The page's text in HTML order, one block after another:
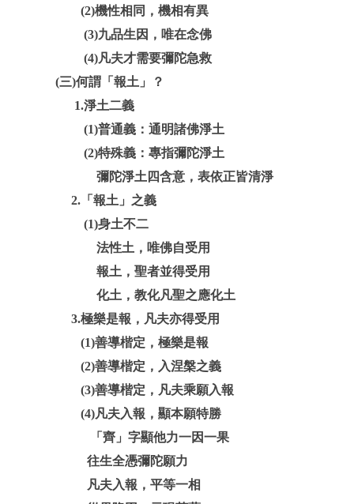
(2)機性相同，機相有異
(3)九品生因，唯在念佛
(4)凡夫才需要彌陀急救
(三)何謂「報土」？
1.淨土二義
(1)普通義：通明諸佛淨土
(2)特殊義：專指彌陀淨土
彌陀淨土四含意，表依正皆清淨
2.「報土」之義
(1)身土不二
法性土，唯佛自受用
報土，聖者並得受用
化土，教化凡聖之應化土
3.極樂是報，凡夫亦得受用
(1)善導楷定，極樂是報
(2)善導楷定，入涅槃之義
(3)善導楷定，凡夫乘願入報
(4)凡夫入報，顯本願特勝
「齊」字顯他力一因一果
往生全憑彌陀願力
凡夫入報，平等一相